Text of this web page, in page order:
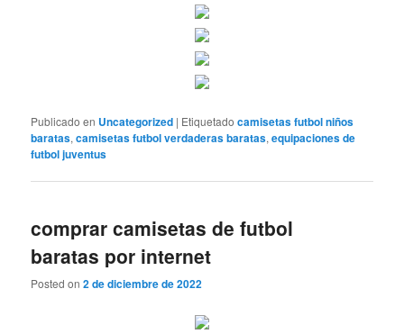
Publicado en Uncategorized | Etiquetado camisetas futbol niños
baratas,camisetas futbol verdaderas baratas,equipaciones de
futbol juventus
comprar camisetas de futbol
baratas por internet
Posted on2 de diciembre de 2022